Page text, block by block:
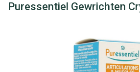
Puressentiel Gewrichten